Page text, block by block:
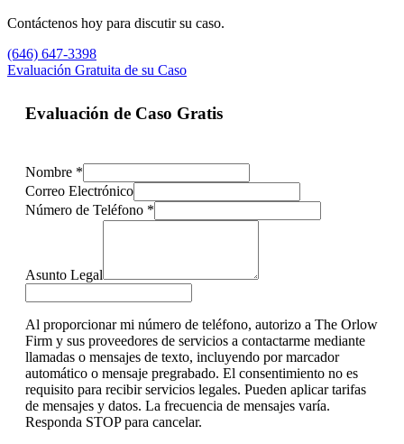
Contáctenos hoy para discutir su caso.
(646) 647-3398
Evaluación Gratuita de su Caso
Evaluación de Caso Gratis
Nombre *
Correo Electrónico
Número de Teléfono *
Asunto Legal
Al proporcionar mi número de teléfono, autorizo a The Orlow
Firm y sus proveedores de servicios a contactarme mediante
llamadas o mensajes de texto, incluyendo por marcador
automático o mensaje pregrabado. El consentimiento no es
requisito para recibir servicios legales. Pueden aplicar tarifas
de mensajes y datos. La frecuencia de mensajes varía.
Responda STOP para cancelar.